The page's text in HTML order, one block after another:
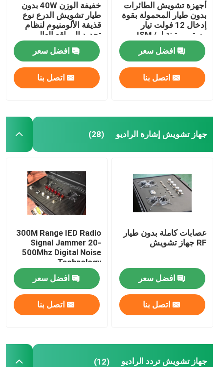
جهاز تشويش الطائرات العسكرية
قافلة قنبلة التشويش
جهاز تشويش الإشارة الخلوية
جهاز كشف الطائرات بدون طيار
جهاز تشويش إشارة الأقمار الصناعية
جهاز تشويش تكتيكي
جهاز تشويش الاتصالات
جهاز تشويش عالي التردد
جهاز تشويش UHF VHF
أجهزة تشويش الطائرات
بدون طيار المحمولة بقوة
إدخال 12 فولت تيار
مستمر متينة لـ ISM /
HAM / GNSS GLONASS
افضل سعر
اتصل بنا
خفيفة الوزن 40W بدون
طيار تشويش الدرع نوع
قذيفة الألومنيوم لنظام
تحديد المواقع العالمي
2.4G 5.8G
افضل سعر
اتصل بنا
جهاز تشويش إشارة الراديو (28)
عصابات كاملة بدون طيار
RF جهاز تشويش
افضل سعر
اتصل بنا
300M Range IED Radio
Signal Jammer 20-
500Mhz Digital Noise
Technology
افضل سعر
اتصل بنا
جهاز تشويش تردد الراديو (12)